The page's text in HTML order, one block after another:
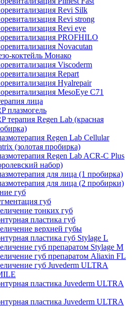
Revi Silk
Revi strong
Revi eye
PROFHILO
Novacutan
коктейль Монако
Viscoderm
Repart
Hyalrepair
MesoEye C71
лица
плазмогель
терапия Regen Lab (красная
Regen Lab Cellular
(золотая пробирка)
Regen Lab ACR-C Plus
набор)
для лица (1 пробирка)
для лица (2 пробирки)
губ
губ
тонких губ
пластика губ
верхней губы
пластика губ Stylage L
губ препаратом Stylage M
губ препаратом Aliaxin FL
губ Juvederm ULTRA
пластика Juvederm ULTRA
пластика Juvederm ULTRA